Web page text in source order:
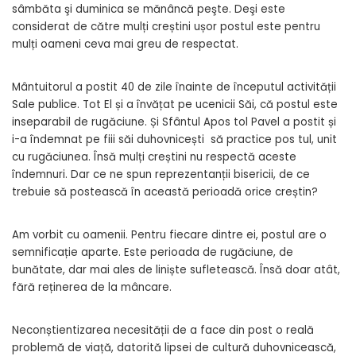
sâmbăta şi duminica se mănâncă peşte. Deşi este
considerat de către mulți creștini ușor postul este pentru
mulți oameni ceva mai greu de respectat.
Mântuitorul a postit 40 de zile înainte de începutul activității
Sale publice. Tot El și a învățat pe ucenicii Săi, că postul este
inseparabil de rugăciune. Și Sfântul Apos­ tol Pavel a postit și
i-a îndemnat pe fiii săi duhovnicești să practice pos­ tul, unit
cu rugăciunea. Însă mulți creștini nu respectă aceste
îndemnuri. Dar ce ne spun reprezentanții bisericii, de ce
trebuie să postească în această perioadă orice creștin?
Am vorbit cu oamenii. Pentru fiecare dintre ei, postul are o
semnificație aparte. Este perioada de rugăciune, de
bunătate, dar mai ales de liniște sufletească. Însă doar atât,
fără reținerea de la mâncare.
Neconștientizarea necesității de a face din post o reală
problemă de viață, datorită lipsei de cultură duhovnicească,